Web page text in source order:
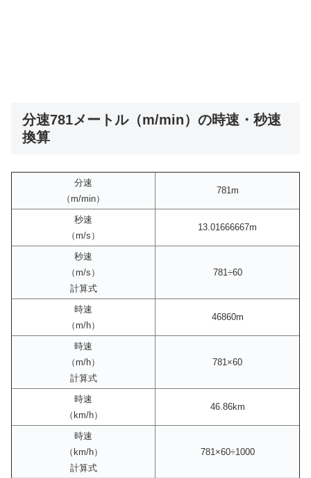
分速781メートル（m/min）の時速・秒速
換算
分速
（m/min）
781m
秒速
（m/s）
13.01666667m
秒速
（m/s）
計算式
781÷60
時速
（m/h）
46860m
時速
（m/h）
計算式
781×60
時速
（km/h）
46.86km
時速
（km/h）
計算式
781×60÷1000